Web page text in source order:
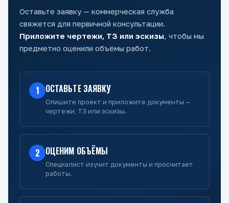
Оставьте заявку — коммерческая служба
свяжется для первичной консультации.
Приложите чертежи, ТЗ или эскизы, чтобы мы
предметно оценили объёмы работ.
1 ОСТАВЬТЕ ЗАЯВКУ
Опишите проект и приложите документы —
чертежи, ТЗ или эскизы.
2 ОЦЕНИМ ОБЪЁМЫ
Специалист изучит документы и просчитает
работы.